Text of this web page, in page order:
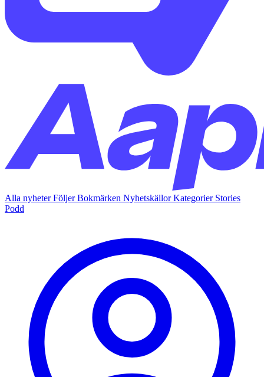
Alla nyheterFöljerBokmärken NyhetskällorKategorier Stories
Podd